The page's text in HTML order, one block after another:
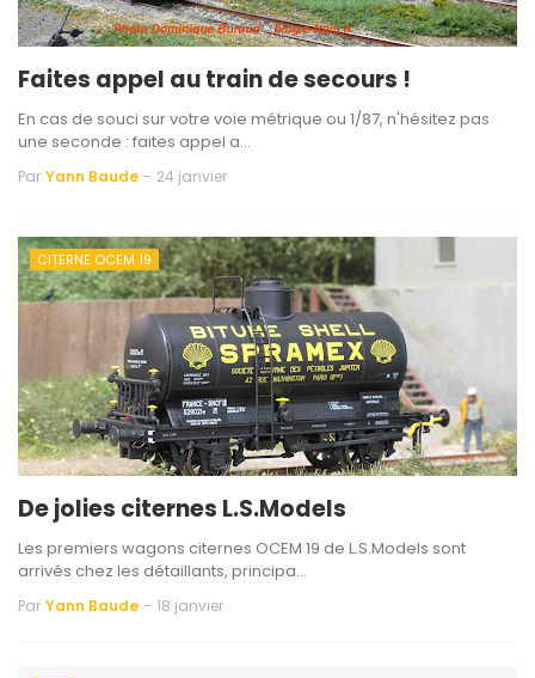
Faites appel au train de secours !
En cas de souci sur votre voie métrique ou 1/87, n'hésitez pas
une seconde : faites appel a…
Par Yann Baude - 24 janvier
CITERNE OCEM 19
De jolies citernes L.S.Models
Les premiers wagons citernes OCEM 19 de L.S.Models sont
arrivés chez les détaillants, principa…
Par Yann Baude - 18 janvier